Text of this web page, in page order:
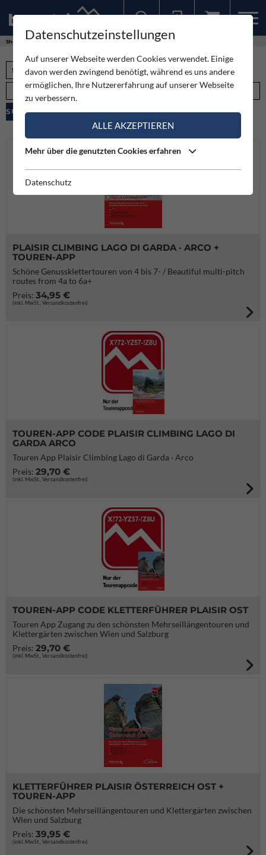
Shop
Suchbegriff
Kategorie
PLAISIR CLIMBING LAGO DI GARDA · ARCO +
TOUREN-APP
Schöne Genussklettertouren von 4 bis 7- / Beautiful multi-pitch
routes from 4a to 6a+
Preis: 34,95 €
(inkl. MwSt., Versandkostenfrei)
TOUREN-APP CODE PLAISIR CLIMBING LAGO DI
GARDA ARCO
Touren App Plaisir Climbing Lago di Garda · Arco
Preis: 29,70 €
(inkl. MwSt., Versandkostenfrei)
TOUREN-APP CODE KLETTERFÜHRER PLAISIR OST
Touren App Zugang zu den schönsten Mehrseillängentouren und
Klettergärten zwischen Wien und Salzburg
Preis: 29,70 €
(inkl. MwSt., Versandkostenfrei)
KLETTERFÜHRER PLAISIR ÖSTERREICH OST +
TOUREN-APP
Die schönsten Mehrseillängentouren und Klettergärten zwischen
Wien und Salzburg
Preis: 39,95 €
(inkl. MwSt., Versandkostenfrei)
Datenschutzeinstellungen
Auf unserer Webseite werden Cookies verwendet. Einige
davon werden zwingend benötigt, während es uns andere
ermöglichen, Ihre Nutzererfahrung auf unserer Webseite
zu verbessern.
ALLE AKZEPTIEREN
Mehr über die genutzten Cookies erfahren
Datenschutz